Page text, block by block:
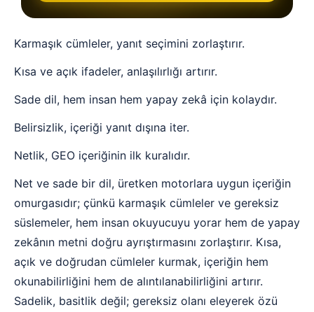
Karmaşık cümleler, yanıt seçimini zorlaştırır.
Kısa ve açık ifadeler, anlaşılırlığı artırır.
Sade dil, hem insan hem yapay zekâ için kolaydır.
Belirsizlik, içeriği yanıt dışına iter.
Netlik, GEO içeriğinin ilk kuralıdır.
Net ve sade bir dil, üretken motorlara uygun içeriğin
omurgasıdır; çünkü karmaşık cümleler ve gereksiz
süslemeler, hem insan okuyucuyu yorar hem de yapay
zekânın metni doğru ayrıştırmasını zorlaştırır. Kısa,
açık ve doğrudan cümleler kurmak, içeriğin hem
okunabilirliğini hem de alıntılanabilirliğini artırır.
Sadelik, basitlik değil; gereksiz olanı eleyerek özü